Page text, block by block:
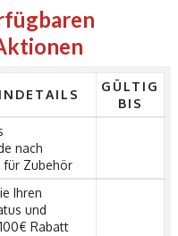
GÜLTIG
BIS
nach
für Zubehör
Ihren
und
Rabatt